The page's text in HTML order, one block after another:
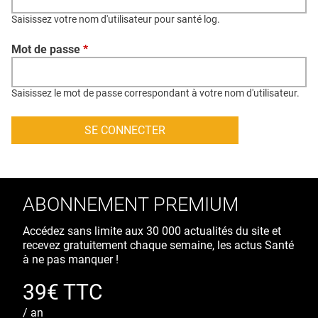
CONTACT
CRÉDITS
Saisissez votre nom d'utilisateur pour santé log.
Mot de passe *
Saisissez le mot de passe correspondant à votre nom d'utilisateur.
ABONNEMENT PREMIUM
Accédez sans limite aux 30 000 actualités du site et
recevez gratuitement chaque semaine, les actus Santé
à ne pas manquer !
39€ TTC
/ an